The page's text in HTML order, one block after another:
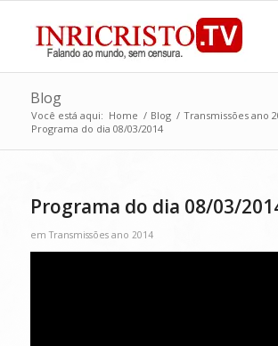
Blog
Você está aqui: Home / Blog / Transmissões ano
Programa do dia 08/03/2014
Programa do dia 08/03/
emTransmissões ano 2014